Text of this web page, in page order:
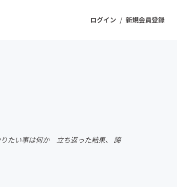
ログイン / 新規会員登録
ファッション
たい事は何か 立ち返った結果、 諦